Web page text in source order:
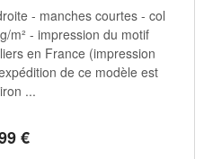
€
- manches courtes - col
m² - impression du motif
en France (impression
de ce modèle est
...